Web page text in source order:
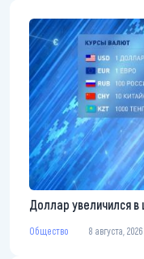
Доллар увеличился в
Общество 8 августа, 2026